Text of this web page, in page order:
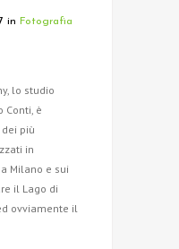
in Fotografia
lo studio
Conti, è
più
in
Milano e sui
il Lago di
ovviamente il